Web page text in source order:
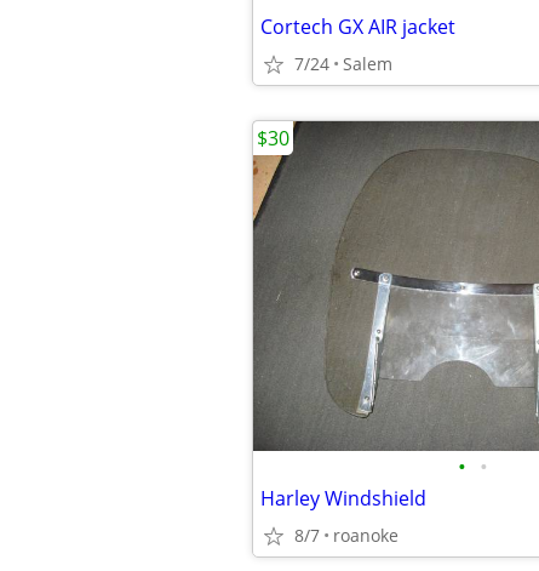
Cortech GX AIR jacket
7/24 Salem
• •
Harley Windshield
8/7 roanoke
$30